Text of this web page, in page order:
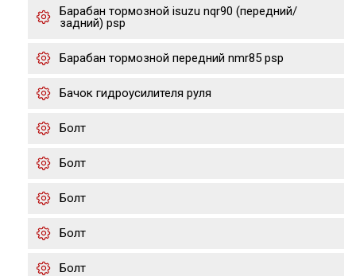
Барабан тормозной isuzu nqr90 (передний/
задний) psp
Барабан тормозной передний nmr85 psp
Бачок гидроусилителя руля
Болт
Болт
Болт
Болт
Болт